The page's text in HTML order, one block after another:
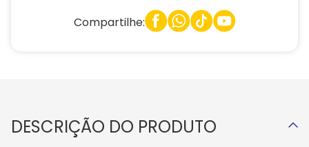
Compartilhe:
DESCRIÇÃO DO PRODUTO